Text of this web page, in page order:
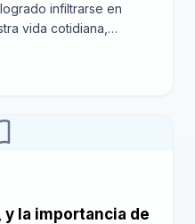
infiltrarse en
vida cotidiana,
industria
disposición una […]
y la importancia de